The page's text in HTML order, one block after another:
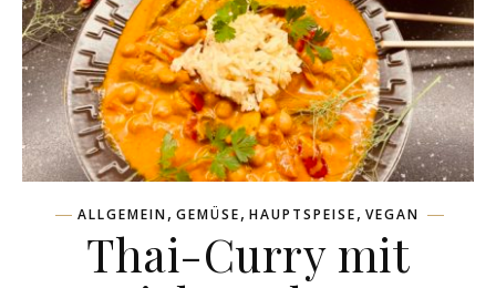
ALLGEMEIN, GEMÜSE, HAUPTSPEISE, VEGAN
Thai-Curry mit